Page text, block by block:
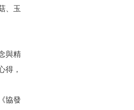
、玉
與精
得，
協發